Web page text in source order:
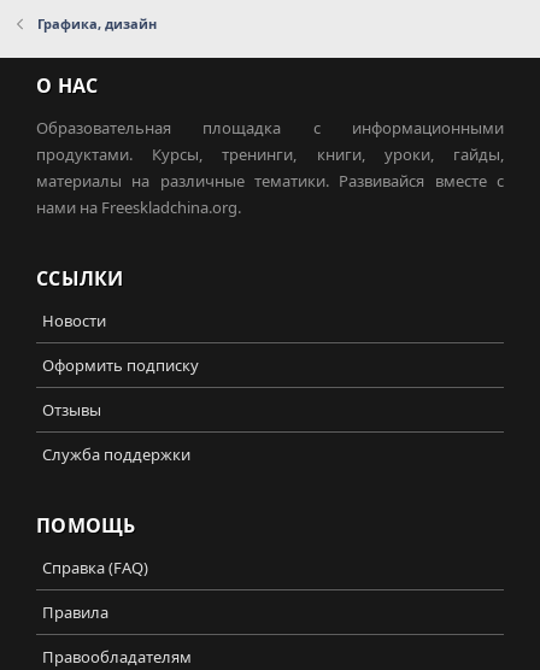
Графика, дизайн
О НАС
Образовательная площадка с информационными
продуктами. Курсы, тренинги, книги, уроки, гайды,
материалы на различные тематики. Развивайся вместе с
нами на Freeskladchina.org.
ССЫЛКИ
Новости
Оформить подписку
Отзывы
Служба поддержки
ПОМОЩЬ
Справка (FAQ)
Правила
Правообладателям